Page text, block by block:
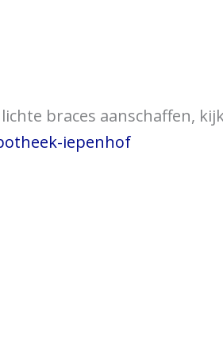
braces aanschaffen,
iepenhof